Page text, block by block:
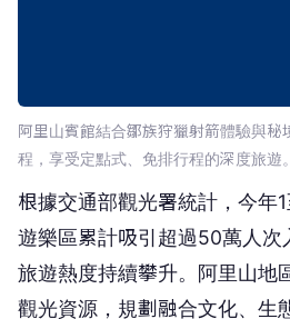
阿里山賓館結合鄒族狩獵射箭體驗與秘
程，享受定點式、免排行程的深度旅遊
根據交通部觀光署統計，今年
遊樂區累計吸引超過50萬人次
旅遊熱度持續攀升。阿里山地
觀光資源，規劃融合文化、生